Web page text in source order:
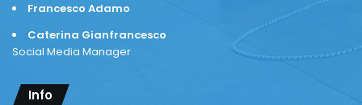
Francesco Adamo
Caterina Gianfrancesco
Social Media Manager
Info